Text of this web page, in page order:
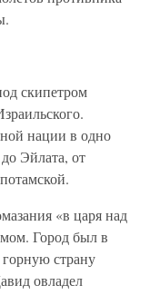
скипетром
нации в одно
Эйлата, от
«в царя над
Город был в
страну
овладел